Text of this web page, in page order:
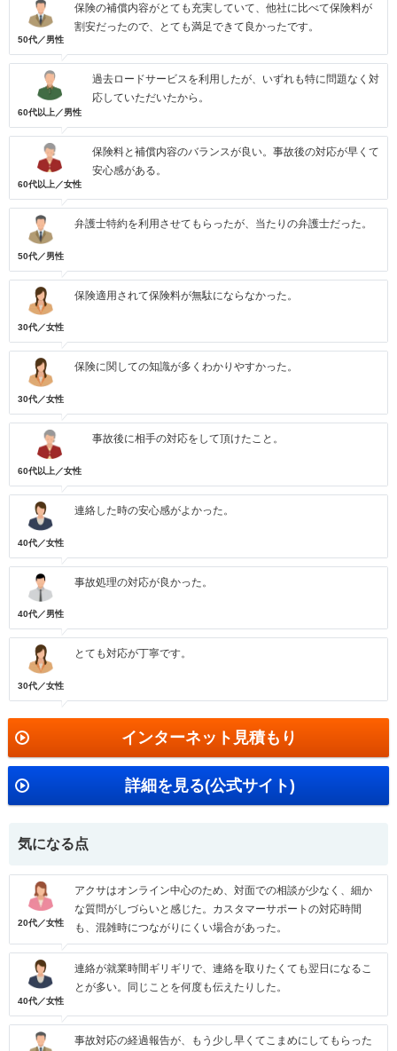
50代／男性
保険の補償内容がとても充実していて、他社に比べて保険料が
割安だったので、とても満足できて良かったです。
60代以上／男性
過去ロードサービスを利用したが、いずれも特に問題なく対
応していただいたから。
60代以上／女性
保険料と補償内容のバランスが良い。事故後の対応が早くて
安心感がある。
50代／男性
弁護士特約を利用させてもらったが、当たりの弁護士だった。
30代／女性
保険適用されて保険料が無駄にならなかった。
30代／女性
保険に関しての知識が多くわかりやすかった。
60代以上／女性
事故後に相手の対応をして頂けたこと。
40代／女性
連絡した時の安心感がよかった。
40代／男性
事故処理の対応が良かった。
30代／女性
とても対応が丁寧です。
インターネット見積もり
詳細を見る(公式サイト)
気になる点
20代／女性
アクサはオンライン中心のため、対面での相談が少なく、細か
な質問がしづらいと感じた。カスタマーサポートの対応時間
も、混雑時につながりにくい場合があった。
40代／女性
連絡が就業時間ギリギリで、連絡を取りたくても翌日になるこ
とが多い。同じことを何度も伝えたりした。
事故対応の経過報告が、もう少し早くてこまめにしてもらった